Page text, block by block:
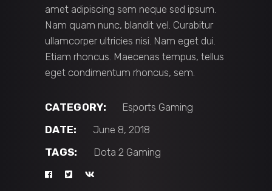
amet adipiscing sem neque sed ipsum.
Nam quam nunc, blandit vel. Curabitur
ullamcorper ultricies nisi. Nam eget dui.
Etiam rhoncus. Maecenas tempus, tellus
eget condimentum rhoncus, sem.
CATEGORY: Esports Gaming
DATE:
June 8, 2018
TAGS:
Dota 2 Gaming